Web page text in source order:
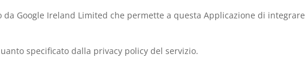
Google Ireland Limited che permette a questa Applicazione di
specificato dalla privacy policy del servizio.